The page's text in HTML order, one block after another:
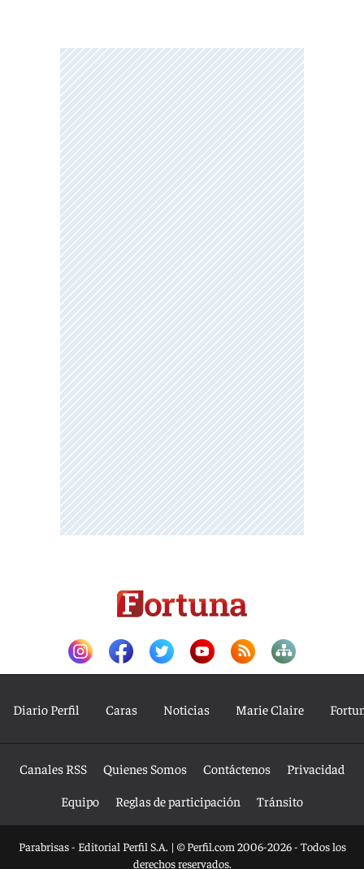
Diario Perfil Caras Noticias Marie Claire
Canales RSS Quienes Somos Contáctenos
Privacidad
Equipo
Reglas de participación Tránsito
Parabrisas - Editorial Perfil S.A. | © Perfil.com 2006-2026 - Todos los
derechos reservados.